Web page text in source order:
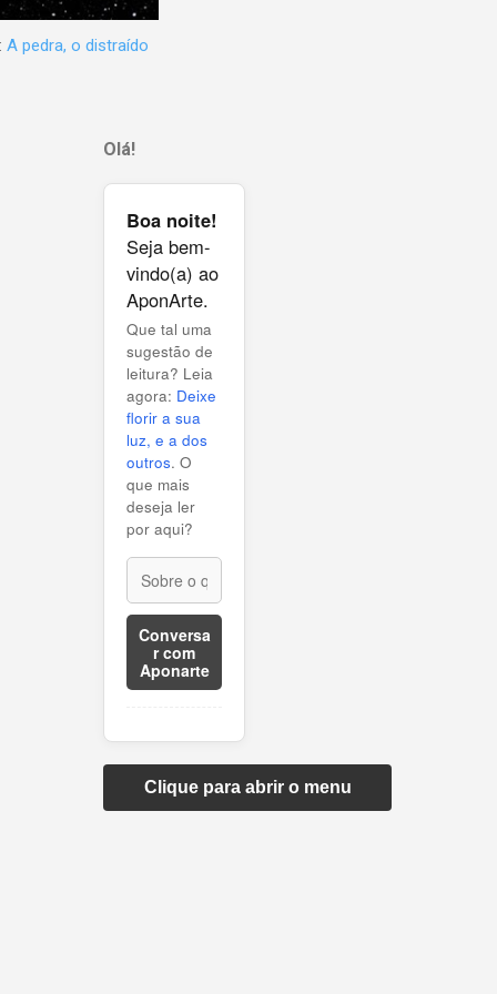
A pedra, o distraído
Olá!
Boa noite!
Seja bem-
vindo(a) ao
AponArte.
Que tal uma
sugestão de
leitura? Leia
agora: Deixe
florir a sua
luz, e a dos
outros. O
que mais
deseja ler
por aqui?
Conversa
r com
Aponarte
Clique para abrir o menu